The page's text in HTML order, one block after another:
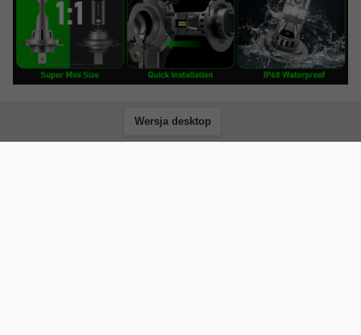
Wersja desktop